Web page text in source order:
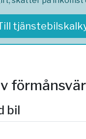
bil